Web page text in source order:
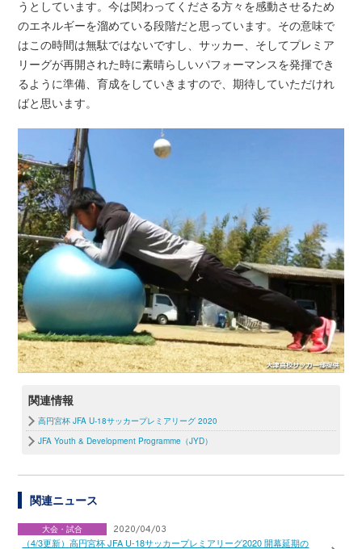
うとしています。今は関わってくださる方々を感動させるため
のエネルギーを溜めている段階だと思っています。その意味で
はこの時間は無駄ではないですし、サッカー、そしてプレミア
リーグが再開された時に素晴らしいパフォーマンスを発揮でき
るように準備、育成をしていきますので、期待していただけれ
ばと思います。
関連情報
高円宮杯 JFA U-18サッカープレミアリーグ 2020
JFA Youth & Development Programme（JYD）
関連ニュース
大会・試合 2020/04/03
（4/3更新）高円宮杯 JFA U-18サッカープレミアリーグ2020 開幕延期の